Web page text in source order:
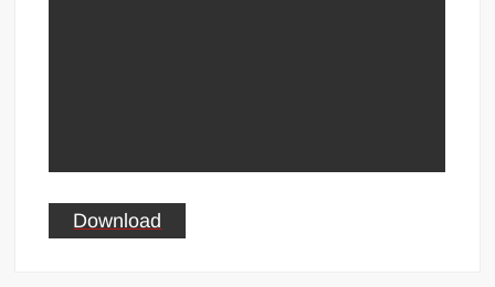
Download